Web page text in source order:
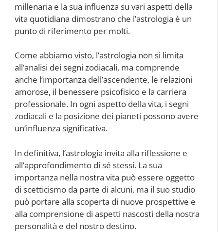
millenaria e la sua influenza su vari aspetti della
vita quotidiana dimostrano che l’astrologia è un
punto di riferimento per molti.
Come abbiamo visto, l’astrologia non si limita
all’analisi dei segni zodiacali, ma comprende
anche l’importanza dell’ascendente, le relazioni
amorose, il benessere psicofisico e la carriera
professionale. In ogni aspetto della vita, i segni
zodiacali e la posizione dei pianeti possono avere
un’influenza significativa.
In definitiva, l’astrologia invita alla riflessione e
all’approfondimento di sé stessi. La sua
importanza nella nostra vita può essere oggetto
di scetticismo da parte di alcuni, ma il suo studio
può portare alla scoperta di nuove prospettive e
alla comprensione di aspetti nascosti della nostra
personalità e del nostro destino.